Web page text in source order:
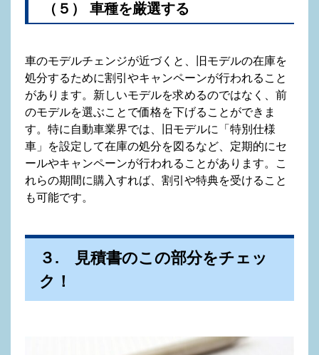
（５） 車種を厳選する
車のモデルチェンジが近づくと、旧モデルの在庫を
処分するために割引やキャンペーンが行われること
があります。新しいモデルを求めるのではなく、前
のモデルを選ぶことで価格を下げることができま
す。特に自動車業界では、旧モデルに「特別仕様
車」を設定して在庫の処分を図るなど、定期的にセ
ールやキャンペーンが行われることがあります。こ
れらの期間に購入すれば、割引や特典を受けること
も可能です。
３. 見積書のこの部分をチェッ
ク！